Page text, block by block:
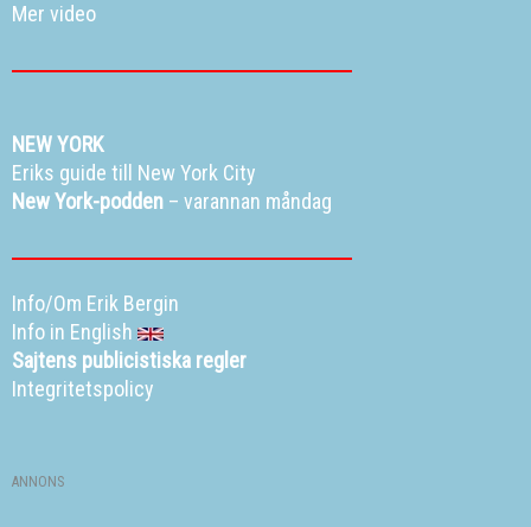
Mer video
NEW YORK
Eriks guide till New York City
New York-podden – varannan måndag
Info/Om Erik Bergin
Info in English
Sajtens publicistiska regler
Integritetspolicy
ANNONS